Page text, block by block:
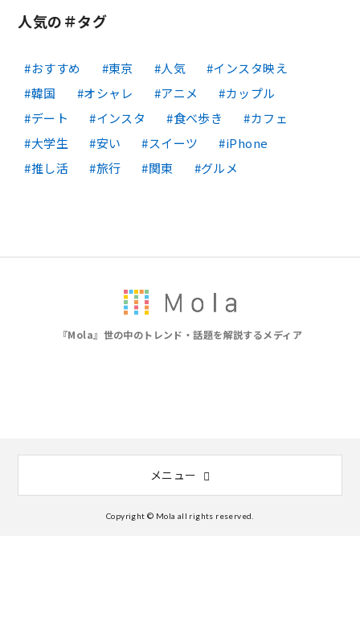
人気の＃タグ
おすすめ 東京 人気
インスタ映え
韓国
オシャレ アニメ
カップル
デート
インスタ 食べ歩き
カフェ
大学生
安い スイーツ
iPhone
推し活
旅行 関東 グルメ
『Mola』世の中のトレンド・話題を解説するメディア
メニュー
Copyright © Mola all rights reserved.